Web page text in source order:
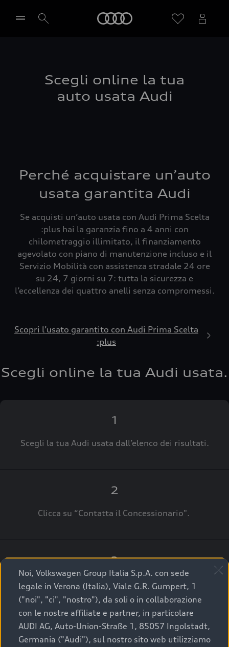
Noi, Volkswagen Group Italia S.p.A. con sede
legale in Verona (Italia), Viale G.R. Gumpert, 1
("noi", "ci", "nostro"), da soli o in collaborazione
con le nostre affiliate e partner, in particolare
AUDI AG, Auto-Union-Straße 1, 85057 Ingolstadt,
Germania ("Audi"), sul nostro sito web utilizziamo
Scegli online la tua
auto usata Audi
Perché acquistare un’auto
usata garantita Audi
Se acquisti un’auto usata con Audi Prima Scelta
:plus hai la garanzia fino a 4 anni con
chilometraggio illimitato, il finanziamento
agevolato con piano di manutenzione incluso e il
Servizio Mobilità con assistenza stradale 24 ore
su 24, 7 giorni su 7: tutta la sicurezza e
l’eccellenza dei quattro anelli senza compromessi.
Scopri l’usato garantito con Audi Prima Scelta
:plus
Scegli online la tua Audi usata.
1
Scegli la tua Audi usata dall’elenco dei risultati.
2
Clicca su “Contatta il Concessionario".
3
A breve verrai ricontattato dal Customer Care
Audi Center o direttamente dal Concessionario
che ti supporterà per finalizzare la tua richiesta.